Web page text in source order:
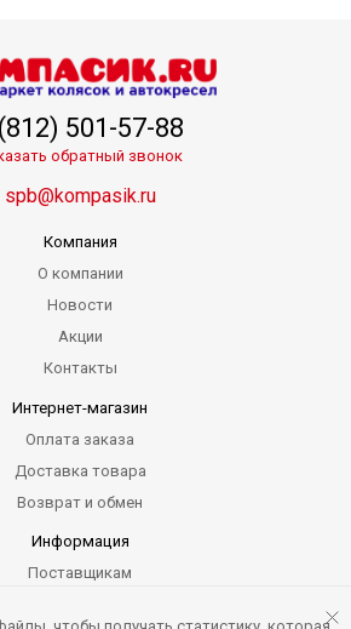
501-57-88
обратный звонок
spb@kompasik.ru
Компания
О компании
Новости
Акции
Контакты
Интернет-магазин
Оплата заказа
Доставка товара
Возврат и обмен
Информация
Поставщикам